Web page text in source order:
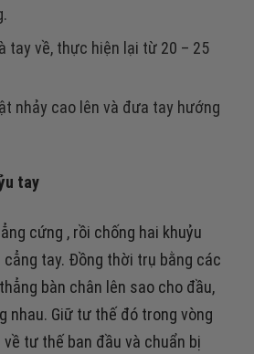
tay về, thực hiện lại từ 20 – 25
nhảy cao lên và đưa tay hướng
tay
cứng , rồi chống hai khuỷu
tay. Đồng thời trụ bằng các
bàn chân lên sao cho đầu,
nhau. Giữ tư thế đó trong vòng
tư thế ban đầu và chuẩn bị